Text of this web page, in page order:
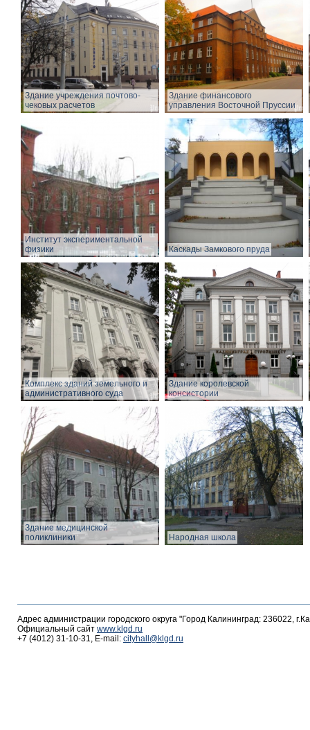
Здание учреждения почтово-
чековых расчетов
Здание финансового
управления Восточной Пруссии
Институт экспериментальной
физики
Каскады Замкового пруда
Комплекс зданий земельного и
административного суда
Здание королевской
консистории
Здание медицинской
поликлиники
Народная школа
Адрес администрации городского округа "Город Калининград: 236022,
Официальный сайт www.klgd.ru
+7 (4012) 31-10-31, E-mail: cityhall@klgd.ru